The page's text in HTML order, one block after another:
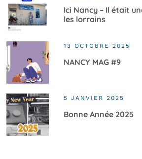
Ici Nancy – Il était
les lorrains
13 OCTOBRE 2025
NANCY MAG #9
5 JANVIER 2025
Bonne Année 2025